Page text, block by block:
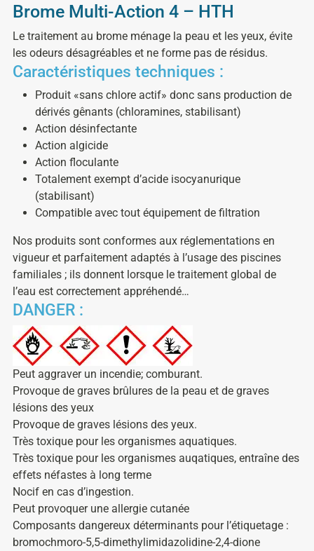
Brome Multi-Action 4 – HTH
Le traitement au brome ménage la peau et les yeux, évite
les odeurs désagréables et ne forme pas de résidus.
Caractéristiques techniques :
Produit «sans chlore actif» donc sans production de
dérivés gênants (chloramines, stabilisant)
Action désinfectante
Action algicide
Action floculante
Totalement exempt d’acide isocyanurique
(stabilisant)
Compatible avec tout équipement de filtration
Nos produits sont conformes aux réglementations en
vigueur et parfaitement adaptés à l’usage des piscines
familiales ; ils donnent lorsque le traitement global de
l’eau est correctement appréhendé…
DANGER :
Peut aggraver un incendie; comburant.
Provoque de graves brûlures de la peau et de graves
lésions des yeux
Provoque de graves lésions des yeux.
Très toxique pour les organismes aquatiques.
Très toxique pour les organismes auqatiques, entraîne des
effets néfastes à long terme
Nocif en cas d’ingestion.
Peut provoquer une allergie cutanée
Composants dangereux déterminants pour l’étiquetage :
bromochmoro-5,5-dimethylimidazolidine-2,4-dione